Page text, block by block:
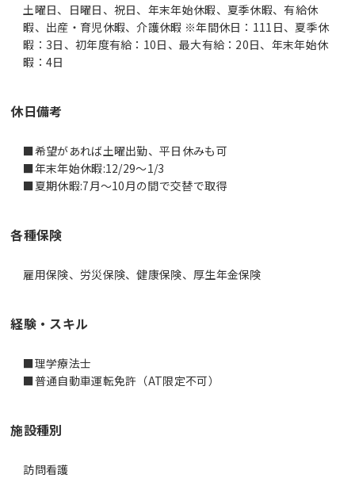
土曜日、日曜日、祝日、年末年始休暇、夏季休暇、有給休
暇、出産・育児休暇、介護休暇 ※年間休日：111日、夏季休
暇：3日、初年度有給：10日、最大有給：20日、年末年始休
暇：4日
休日備考
■希望があれば土曜出勤、平日休みも可
■年末年始休暇:12/29～1/3
■夏期休暇:7月～10月の間で交替で取得
各種保険
雇用保険、労災保険、健康保険、厚生年金保険
経験・スキル
■理学療法士
■普通自動車運転免許（AT限定不可）
施設種別
訪問看護